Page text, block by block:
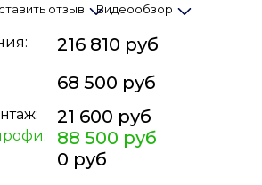
отзыв Видеообзор
: 216 810 руб
68 500 руб
21 600 руб
88 500 руб
0 руб